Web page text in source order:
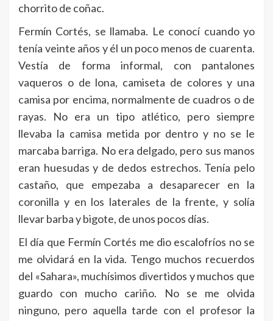
chorrito de coñac.
Fermín Cortés, se llamaba. Le conocí cuando yo
tenía veinte años y él un poco menos de cuarenta.
Vestía de forma informal, con pantalones
vaqueros o de lona, camiseta de colores y una
camisa por encima, normalmente de cuadros o de
rayas. No era un tipo atlético, pero siempre
llevaba la camisa metida por dentro y no se le
marcaba barriga. No era delgado, pero sus manos
eran huesudas y de dedos estrechos. Tenía pelo
castaño, que empezaba a desaparecer en la
coronilla y en los laterales de la frente, y solía
llevar barba y bigote, de unos pocos días.
El día que Fermín Cortés me dio escalofríos no se
me olvidará en la vida. Tengo muchos recuerdos
del «Sahara», muchísimos divertidos y muchos que
guardo con mucho cariño. No se me olvida
ninguno, pero aquella tarde con el profesor la